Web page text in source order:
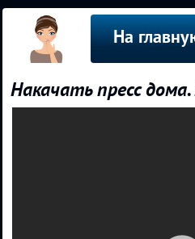
На
Накачать пресс